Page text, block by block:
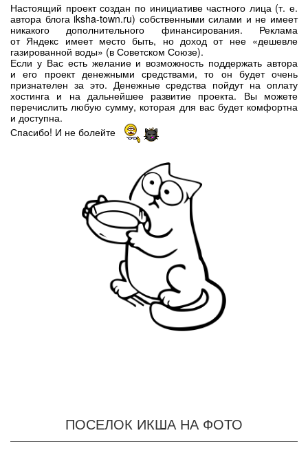
Настоящий проект создан по инициативе частного лица (т. е.
автора блога iksha-town.ru) собственными силами и не имеет
никакого дополнительного финансирования. Реклама
от Яндекс имеет место быть, но доход от нее «дешевле
газированной воды» (в Советском Союзе).
Если у Вас есть желание и возможность поддержать автора
и его проект денежными средствами, то он будет очень
признателен за это. Денежные средства пойдут на оплату
хостинга и на дальнейшее развитие проекта. Вы можете
перечислить любую сумму, которая для вас будет комфортна
и доступна.
Спасибо! И не болейте
ПОСЕЛОК ИКША НА ФОТО